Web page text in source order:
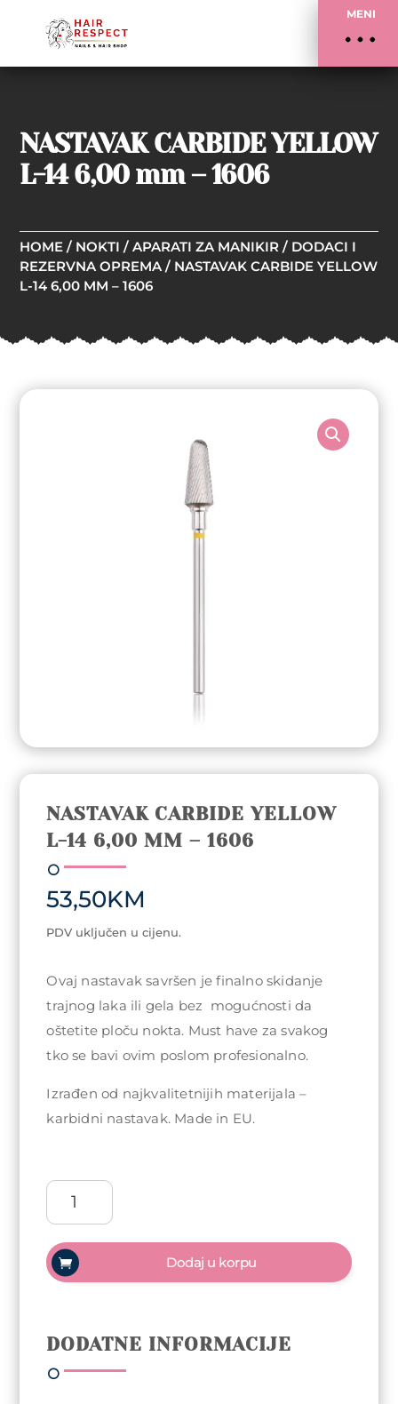
MENI
NASTAVAK CARBIDE YELLOW
L-14 6,00 mm – 1606
HOME / NOKTI /APARATI ZA MANIKIR / DODACI I
REZERVNA OPREMA / NASTAVAK CARBIDE YELLOW
L-14 6,00 MM – 1606
NASTAVAK CARBIDE YELLOW
L-14 6,00 MM – 1606
53,50KM
PDV uključen u cijenu.
Ovaj nastavak savršen je finalno skidanje
trajnog laka ili gela bez mogućnosti da
oštetite ploču nokta. Must have za svakog
tko se bavi ovim poslom profesionalno.
Izrađen od najkvalitetnijih materijala –
karbidni nastavak. Made in EU.
NASTAVAK
CARBIDE
YELLOW
L-
14
6,00
1606
količina
Dodaj u korpu
DODATNE INFORMACIJE